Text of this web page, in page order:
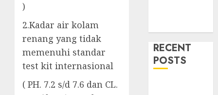
)
2.Kadar air kolam
renang yang tidak
memenuhi standar
test kit internasional
( PH. 7.2 s/d 7.6 dan CL.
RECENT
POSTS